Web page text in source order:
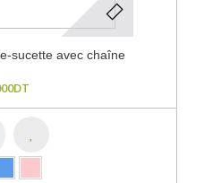
sucette avec chaîne